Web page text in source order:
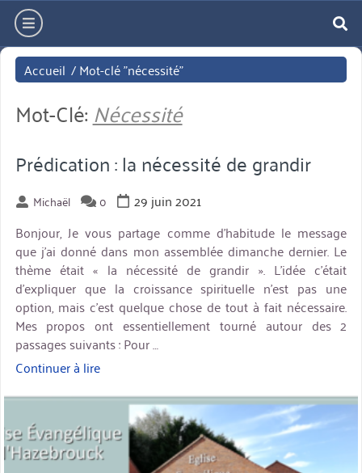
Aller
directement
au
contenu
hamburger
Accueil /Mot-clé "nécessité"
Mot-Clé: Nécessité
Prédication : la nécessité de grandir
Michaël 0
29 juin 2021
Bonjour, Je vous partage comme d’habitude le message
que j’ai donné dans mon assemblée dimanche dernier. Le
thème était « la nécessité de grandir ». L’idée c’était
d’expliquer que la croissance spirituelle n’est pas une
option, mais c’est quelque chose de tout à fait nécessaire.
Mes propos ont essentiellement tourné autour des 2
passages suivants : Pour …
Continuer à lire« Prédication
la
nécessité
de
grandir »
miniature